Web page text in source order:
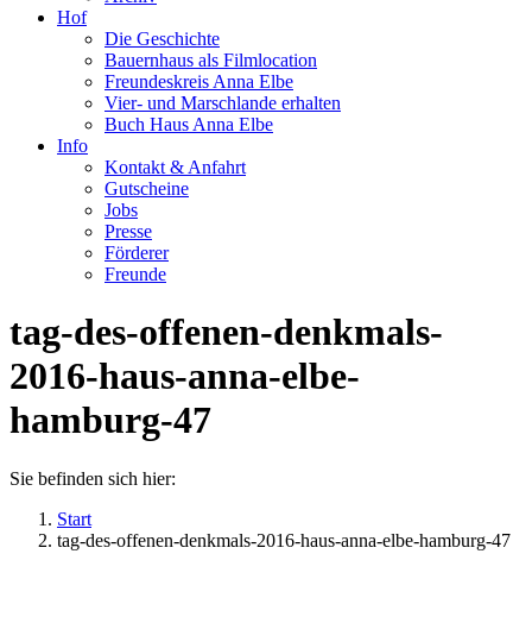
Hof
Die Geschichte
Bauernhaus als Filmlocation
Freundeskreis Anna Elbe
Vier- und Marschlande erhalten
Buch Haus Anna Elbe
Info
Kontakt & Anfahrt
Gutscheine
Jobs
Presse
Förderer
Freunde
tag-des-offenen-denkmals-
2016-haus-anna-elbe-
hamburg-47
Sie befinden sich hier:
Start
tag-des-offenen-denkmals-2016-haus-anna-elbe-hamburg-47